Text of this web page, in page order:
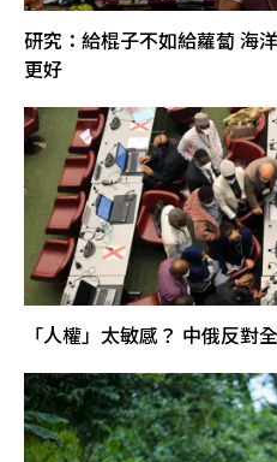
研究：給棍子不如給蘿蔔 海
更好
「人權」太敏感？ 中俄反對